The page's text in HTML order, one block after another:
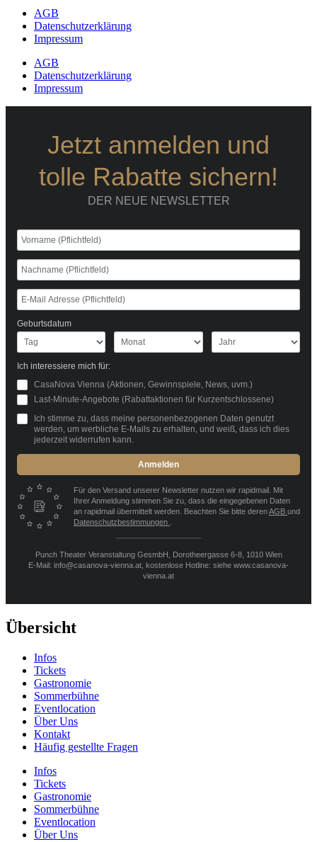
AGB
Datenschutzerklärung
Impressum
AGB
Datenschutzerklärung
Impressum
Jetzt anmelden und
tolle Rabatte sichern!
DER NEUE NEWSLETTER
Geburtsdatum
Ich interessiere mich für:
CasaNova Vienna (Aktionen, Gewinnspiele, News, uvm.)
Last-Minute-Angebote (Rabattaktionen für Kurzentschlossene)
Ich stimme zu, dass meine personenbezogenen Daten genutzt
werden, um werbliche E-Mails zu erhalten, und weiß, dass ich dies
jederzeit widerrufen kann.
Anmelden
Für den Versand unserer Newsletter nutzen wir rapidmail. Mit
Ihrer Anmeldung stimmen Sie zu, dass die eingegebenen Daten
an rapidmail übermittelt werden. Beachten Sie bitte derenAGB und
Datenschutzbestimmungen
Punch Theater Veranstaltung GesmbH, Dorotheergasse 6-8, 1010 Wien
E-Mail: info@casanova-vienna.at, kostenlose Hotline: siehe www.casanova-
vienna.at
Übersicht
Infos
Tickets
Gastronomie
Sommerbühne
Eventlocation
Über Uns
Kontakt
Häufig gestellte Fragen
Infos
Tickets
Gastronomie
Sommerbühne
Eventlocation
Über Uns